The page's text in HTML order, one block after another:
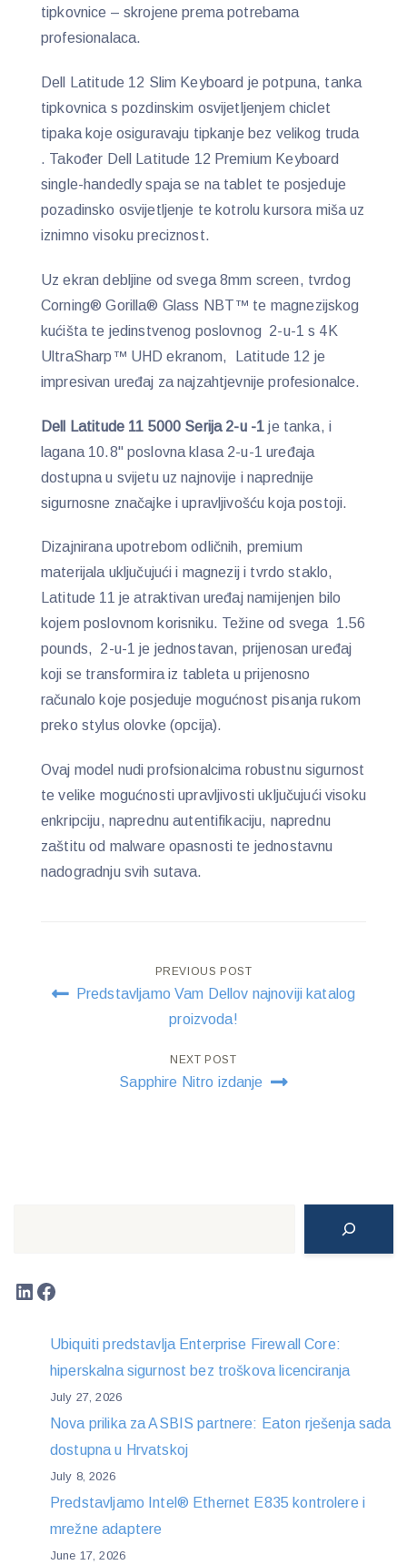
tipkovnice – skrojene prema potrebama
profesionalaca.
Dell Latitude 12 Slim Keyboard je potpuna, tanka
tipkovnica s pozdinskim osvijetljenjem chiclet
tipaka koje osiguravaju tipkanje bez velikog truda
. Također Dell Latitude 12 Premium Keyboard
single-handedly spaja se na tablet te posjeduje
pozadinsko osvijetljenje te kotrolu kursora miša uz
iznimno visoku preciznost.
Uz ekran debljine od svega 8mm screen, tvrdog
Corning® Gorilla® Glass NBT™ te magnezijskog
kućišta te jedinstvenog poslovnog 2-u-1 s 4K
UltraSharp™ UHD ekranom, Latitude 12 je
impresivan uređaj za najzahtjevnije profesionalce.
Dell Latitude 11 5000 Serija 2-u -1 je tanka, i
lagana 10.8" poslovna klasa 2-u-1 uređaja
dostupna u svijetu uz najnovije i naprednije
sigurnosne značajke i upravljivošću koja postoji.
Dizajnirana upotrebom odličnih, premium
materijala uključujući i magnezij i tvrdo staklo,
Latitude 11 je atraktivan uređaj namijenjen bilo
kojem poslovnom korisniku. Težine od svega 1.56
pounds, 2-u-1 je jednostavan, prijenosan uređaj
koji se transformira iz tableta u prijenosno
računalo koje posjeduje mogućnost pisanja rukom
preko stylus olovke (opcija).
Ovaj model nudi profsionalcima robustnu sigurnost
te velike mogućnosti upravljivosti uključujući visoku
enkripciju, naprednu autentifikaciju, naprednu
zaštitu od malware opasnosti te jednostavnu
nadogradnju svih sutava.
Post
navigation
PREVIOUS POST
Predstavljamo Vam Dellov najnoviji katalog
proizvoda!
NEXT POST
Sapphire Nitro izdanje
LinkedIn
Facebook
Ubiquiti predstavlja Enterprise Firewall Core:
hiperskalna sigurnost bez troškova licenciranja
July 27, 2026
Nova prilika za ASBIS partnere: Eaton rješenja sada
dostupna u Hrvatskoj
July 8, 2026
Predstavljamo Intel® Ethernet E835 kontrolere i
mrežne adaptere
June 17, 2026